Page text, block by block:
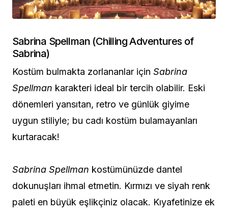
Sabrina Spellman (Chilling Adventures of
Sabrina)
Kostüm bulmakta zorlananlar için Sabrina
Spellman karakteri ideal bir tercih olabilir. Eski
dönemleri yansıtan, retro ve günlük giyime
uygun stiliyle; bu cadı kostüm bulamayanları
kurtaracak!
Sabrina Spellman kostümünüzde dantel
dokunuşları ihmal etmetin. Kırmızı ve siyah renk
paleti en büyük eşlikçiniz olacak. Kıyafetinize ek